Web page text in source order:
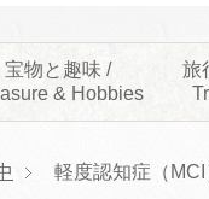
宝物と趣味 /
& Hobbies
旅
軽度認知症（